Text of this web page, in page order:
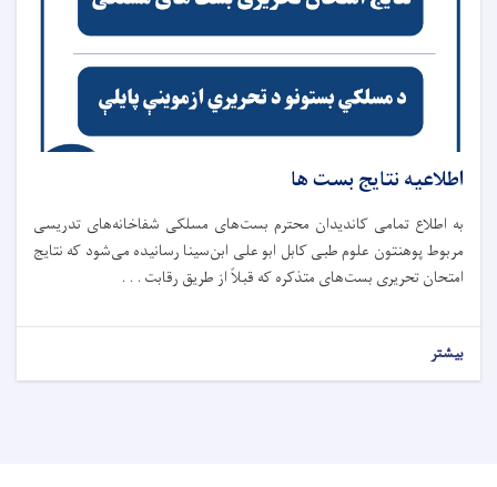
اطلاعیه نتایج بست ها
به اطلاع تمامی کاندیدان محترم بست‌های مسلکی شفاخانه‌های تدریسی
مربوط پوهنتون علوم طبی کابل ابو علی ابن‌سینا رسانیده می‌شود که نتایج
امتحان تحریری بست‌های متذکره که قبلاً از طریق رقابت . . .
بیشتر